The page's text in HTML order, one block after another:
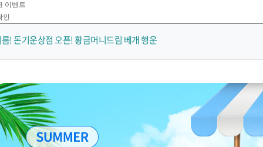
이벤트
인
! 돈기운상점 오픈! 황금머니드림 베개 행운